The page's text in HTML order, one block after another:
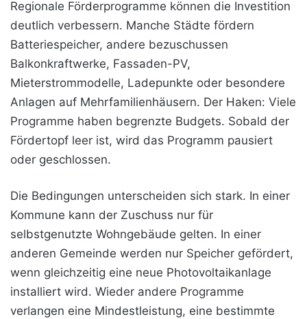
Regionale Förderprogramme können die Investition
deutlich verbessern. Manche Städte fördern
Batteriespeicher, andere bezuschussen
Balkonkraftwerke, Fassaden-PV,
Mieterstrommodelle, Ladepunkte oder besondere
Anlagen auf Mehrfamilienhäusern. Der Haken: Viele
Programme haben begrenzte Budgets. Sobald der
Fördertopf leer ist, wird das Programm pausiert
oder geschlossen.
Die Bedingungen unterscheiden sich stark. In einer
Kommune kann der Zuschuss nur für
selbstgenutzte Wohngebäude gelten. In einer
anderen Gemeinde werden nur Speicher gefördert,
wenn gleichzeitig eine neue Photovoltaikanlage
installiert wird. Wieder andere Programme
verlangen eine Mindestleistung, eine bestimmte